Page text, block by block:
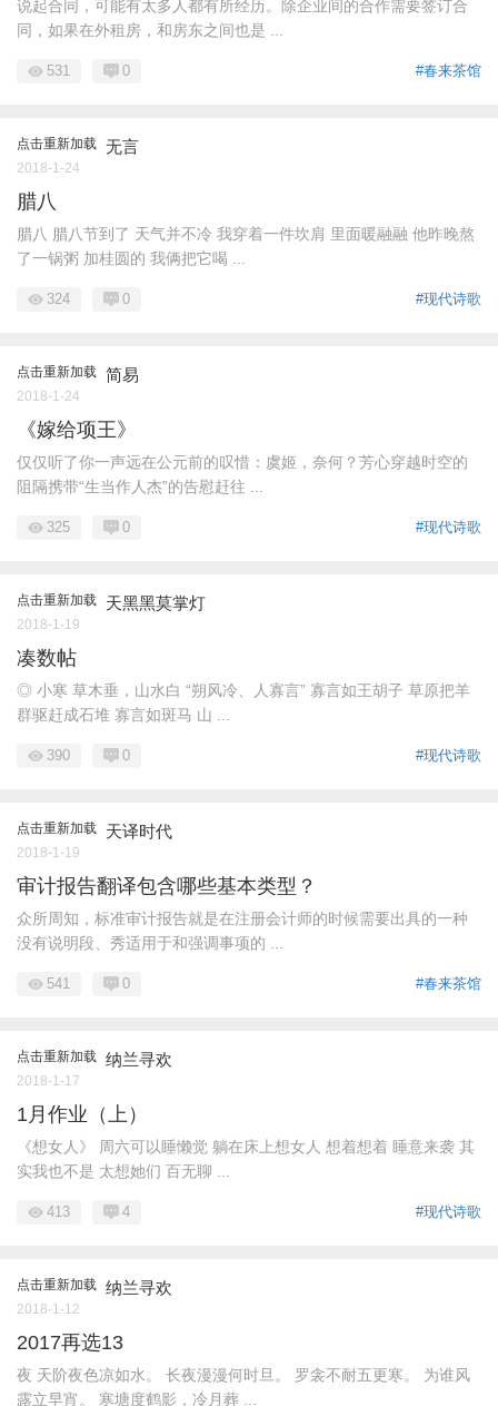
说起合同，可能有太多人都有所经历。除企业间的合作需要签订合
同，如果在外租房，和房东之间也是 ...
#春来茶馆
531 0
点击重新加载 无言
2018-1-24
腊八
腊八 腊八节到了 天气并不冷 我穿着一件坎肩 里面暖融融 他昨晚熬
了一锅粥 加桂圆的 我俩把它喝 ...
#现代诗歌
324 0
点击重新加载 简易
2018-1-24
《嫁给项王》
仅仅听了你一声远在公元前的叹惜：虞姬，奈何？芳心穿越时空的
阻隔携带“生当作人杰”的告慰赶往 ...
#现代诗歌
325 0
点击重新加载 天黑黑莫掌灯
2018-1-19
凑数帖
◎ 小寒 草木垂，山水白 “朔风冷、人寡言” 寡言如王胡子 草原把羊
群驱赶成石堆 寡言如斑马 山 ...
#现代诗歌
390 0
点击重新加载 天译时代
2018-1-19
审计报告翻译包含哪些基本类型？
众所周知，标准审计报告就是在注册会计师的时候需要出具的一种
没有说明段、秀适用于和强调事项的 ...
#春来茶馆
541 0
点击重新加载 纳兰寻欢
2018-1-17
1月作业（上）
《想女人》 周六可以睡懒觉 躺在床上想女人 想着想着 睡意来袭 其
实我也不是 太想她们 百无聊 ...
#现代诗歌
413 4
点击重新加载 纳兰寻欢
2018-1-12
2017再选13
夜 天阶夜色凉如水。 长夜漫漫何时旦。 罗衾不耐五更寒。 为谁风
露立早宵。 寒塘度鹤影，冷月葬 ...